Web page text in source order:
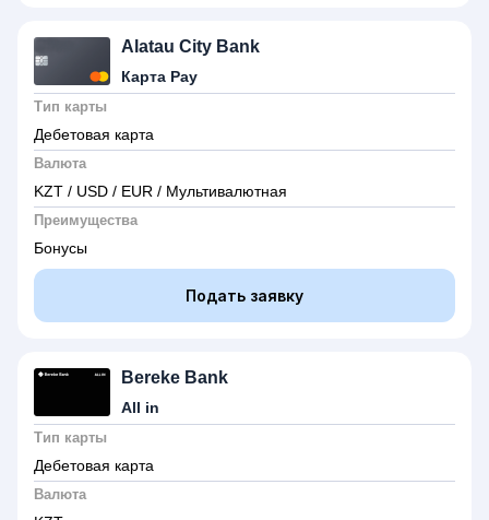
Alatau City Bank
Карта Pay
Тип карты
Дебетовая карта
Валюта
KZT / USD / EUR / Мультивалютная
Преимущества
Бонусы
Подать заявку
Bereke Bank
All in
Тип карты
Дебетовая карта
Валюта